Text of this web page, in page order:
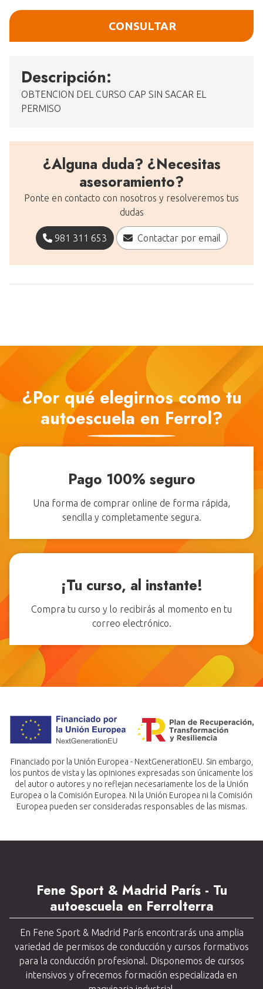
CONSULTAR
Descripción:
OBTENCION DEL CURSO CAP SIN SACAR EL
PERMISO
¿Alguna duda? ¿Necesitas
asesoramiento?
Ponte en contacto con nosotros y resolveremos tus
dudas
981 311 653 Contactar por email
¿Por qué elegirnos como tu
autoescuela en Ferrol?
Pago 100% seguro
Una forma de comprar online de forma rápida,
sencilla y completamente segura.
¡Tu curso, al instante!
Compra tu curso y lo recibirás al momento en tu
correo electrónico.
Financiado por la Unión Europea - NextGenerationEU. Sin embargo,
los puntos de vista y las opiniones expresadas son únicamente los
del autor o autores y no reflejan necesariamente los de la Unión
Europea o la Comisión Europea. Ni la Unión Europea ni la Comisión
Europea pueden ser consideradas responsables de las mismas.
Fene Sport & Madrid París - Tu
autoescuela en Ferrolterra
En Fene Sport & Madrid París encontrarás una amplia
variedad de permisos de conducción y cursos formativos
para la conducción profesional. Disponemos de cursos
intensivos y ofrecemos formación especializada en